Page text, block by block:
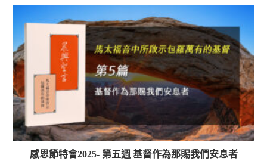
感恩節特會2025- 第五週 基督作為那賜我們安息者